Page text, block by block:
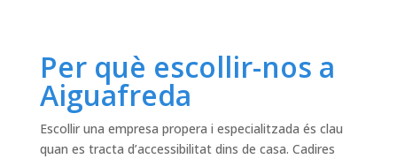
Per què escollir-nos a
Aiguafreda
Escollir una empresa propera i especialitzada és clau
quan es tracta d’accessibilitat dins de casa. Cadires